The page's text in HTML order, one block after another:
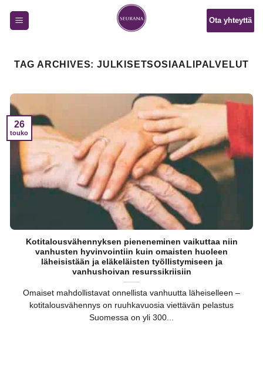
Ota yhteyttä
TAG ARCHIVES: JULKISETSOSIAALIPALVELUT
Kotitalousvähennyksen pieneneminen vaikuttaa niin
vanhusten hyvinvointiin kuin omaisten huoleen
läheisistään ja eläkeläisten työllistymiseen ja
vanhushoivan resurssikriisiin
Omaiset mahdollistavat onnellista vanhuutta läheiselleen –
kotitalousvähennys on ruuhkavuosia viettävän pelastus
Suomessa on yli 300...
26
touko